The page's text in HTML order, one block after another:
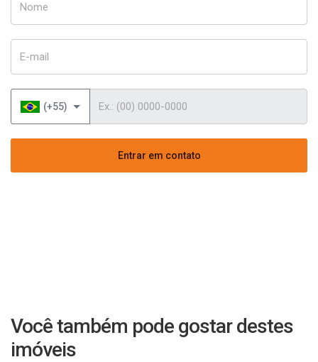
(+55)
Entrar em contato
Você também pode gostar destes
imóveis